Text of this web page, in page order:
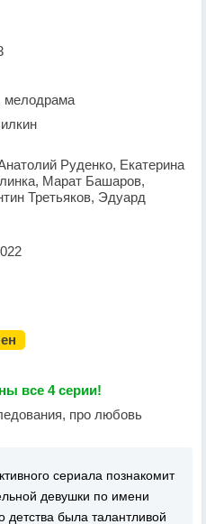
мелодрама
Руденко, Екатерина
Марат Башаров,
Третьяков, Эдуард
все 4 серии!
про любовь
сериала познакомит
девушки по имени
была талантливой